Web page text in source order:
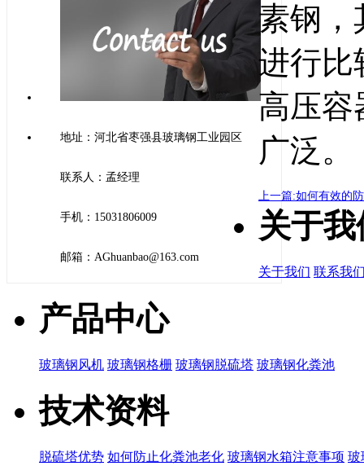
地址：河北省枣强县玻璃钢工业园区
联系人：孟经理
手机：15031806009
邮箱：AGhuanbao@163.com
素钢，
进行比
高压容
广泛。
上一篇:如何有效的
关于我
关于我们 联系我
产品中心
玻璃钢风机 玻璃钢格栅 玻璃钢脱硫塔 玻璃钢化粪池
技术资料
脱硫塔优势 如何防止化粪池老化 玻璃钢水箱注意事项 玻